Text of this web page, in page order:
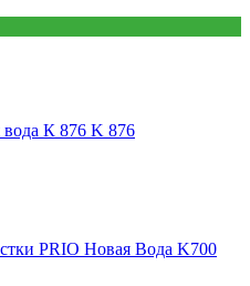
К 876 K 876